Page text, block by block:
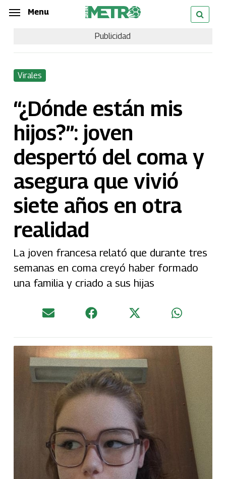
Skip
content
Menu
Publicidad
Virales
“¿Dónde están mis
hijos?”: joven
despertó del coma y
asegura que vivió
siete años en otra
realidad
La joven francesa relató que durante tres
semanas en coma creyó haber formado
una familia y criado a sus hijas
Menu